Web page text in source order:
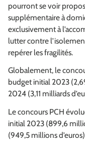
pourront se voir
supplémentaire à
exclusivement à
lutter contre
repérer les fragilités.
Globalement, le
budget initial 2023
2024 (3,11 milliards
Le concours PCH
initial 2023 (899,6
(949,5 millions